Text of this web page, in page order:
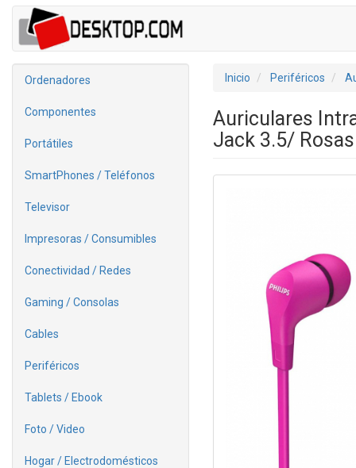
Ordenadores
Componentes
Portátiles
SmartPhones / Teléfonos
Televisor
Impresoras / Consumibles
Conectividad / Redes
Gaming / Consolas
Cables
Periféricos
Tablets / Ebook
Foto / Video
Hogar / Electrodomésticos
Inicio Periféricos
Auriculares
Jack 3.5/ Rosas